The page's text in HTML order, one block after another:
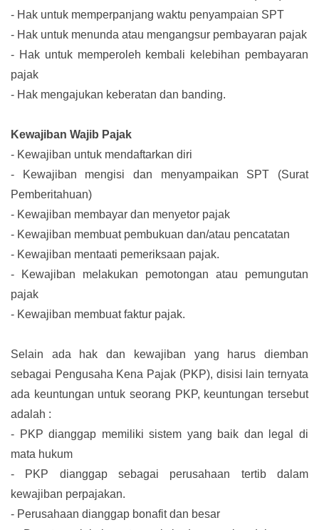
- Hak untuk memperpanjang waktu penyampaian SPT
- Hak untuk menunda atau mengangsur pembayaran pajak
- Hak untuk memperoleh kembali kelebihan pembayaran
pajak
- Hak mengajukan keberatan dan banding.
Kewajiban Wajib Pajak
- Kewajiban untuk mendaftarkan diri
-
Kewajiban mengisi dan menyampaikan SPT (Surat
Pemberitahuan)
- Kewajiban membayar dan menyetor pajak
- Kewajiban membuat pembukuan dan/atau pencatatan
- Kewajiban mentaati pemeriksaan pajak.
-
Kewajiban melakukan pemotongan atau pemungutan
pajak
- Kewajiban membuat faktur pajak.
Selain ada hak dan kewajiban yang harus diemban
sebagai Pengusaha Kena Pajak (PKP), disisi lain ternyata
ada keuntungan untuk seorang PKP, keuntungan tersebut
adalah :
- PKP dianggap memiliki sistem yang baik dan legal di
mata hukum
-
PKP dianggap sebagai perusahaan tertib dalam
kewajiban perpajakan.
- Perusahaan dianggap bonafit dan besar